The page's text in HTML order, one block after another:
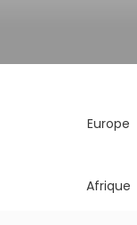
Europe
Afrique